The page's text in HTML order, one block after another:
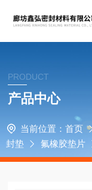
PRODUCT
产品中心
当前位置： 首页
封垫
氟橡胶垫片